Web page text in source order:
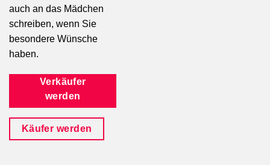
auch an das Mädchen
schreiben, wenn Sie
besondere Wünsche
haben.
Verkäufer
werden
Käufer werden